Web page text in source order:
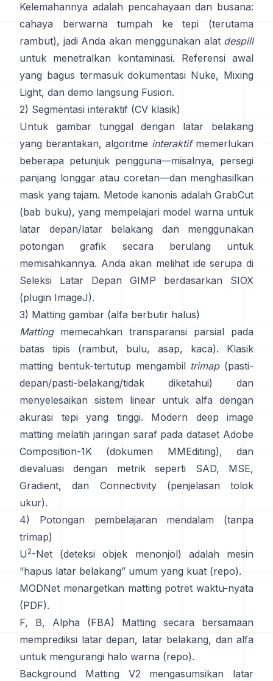
Kelemahannya adalah pencahayaan dan busana:
cahaya berwarna tumpah ke tepi (terutama
rambut), jadi Anda akan menggunakan alat despill
untuk menetralkan kontaminasi. Referensi awal
yang bagus termasukdokumentasi Nuke, Mixing
Light, dan demo langsung Fusion.
2) Segmentasi interaktif (CV klasik)
Untuk gambar tunggal dengan latar belakang
yang berantakan, algoritme interaktifmemerlukan
beberapa petunjuk pengguna—misalnya, persegi
panjang longgar atau coretan—dan menghasilkan
mask yang tajam. Metode kanonis adalah GrabCut
(bab buku), yang mempelajari model warna untuk
latar depan/latar belakang dan menggunakan
potongan grafik secara berulang untuk
memisahkannya. Anda akan melihat ide serupa di
Seleksi Latar Depan GIMP berdasarkan
SIOX
(plugin ImageJ).
3) Matting gambar (alfa berbutir halus)
Mattingmemecahkan transparansi parsial pada
batas tipis (rambut, bulu, asap, kaca). Klasik
matting bentuk-tertutup mengambil trimap(pasti-
depan/pasti-belakang/tidak diketahui) dan
menyelesaikan sistem linear untuk alfa dengan
akurasi tepi yang tinggi. Modern
deep image
matting melatih jaringan saraf pada dataset Adobe
Composition-1K (dokumen MMEditing), dan
dievaluasi dengan metrik seperti
SAD, MSE,
Gradient, dan Connectivity (penjelasan tolok
ukur).
4) Potongan pembelajaran mendalam (tanpa
trimap)
U 2-Net (deteksi objek menonjol) adalah mesin
“hapus latar belakang” umum yang kuat (repo).
MODNet menargetkan matting potret waktu-nyata
(PDF).
F, B, Alpha (FBA) Matting secara bersamaan
memprediksi latar depan, latar belakang, dan alfa
untuk mengurangi halo warna (repo).
Background Matting V2 mengasumsikan latar